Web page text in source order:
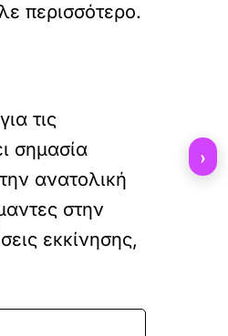
περισσότερο.
τις
σημασία
ανατολική
στην
εκκίνησης,
›